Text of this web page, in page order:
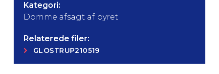
Kategori:
Domme afsagt af byret
Relaterede filer:
GLOSTRUP210519